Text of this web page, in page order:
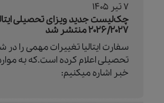
7 تیر 1405
چک‌لیست جدید ویزای تحصیلی
۲۰۲۶/۲۰۲۷ منتشر شد
سفارت ایتالیا تغییرات مهمی را در
تحصیلی اعلام کرده است.که به
خبر اشاره میکنیم: